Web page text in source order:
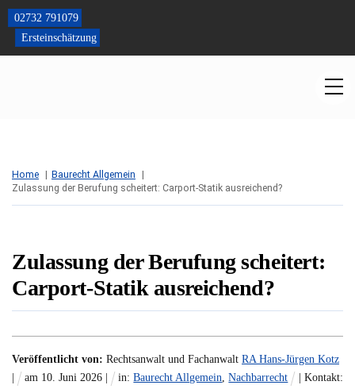
Skip
content
02732 791079
Ersteinschätzung
Home
Baurecht Allgemein
Zulassung der Berufung scheitert: Carport-Statik ausreichend?
Zulassung der Berufung scheitert:
Carport-Statik ausreichend?
Veröffentlicht von: Rechtsanwalt und Fachanwalt RA Hans-Jürgen Kotz
am 10.Juni 2026 in:Baurecht Allgemein,Nachbarrecht
| Kontakt: